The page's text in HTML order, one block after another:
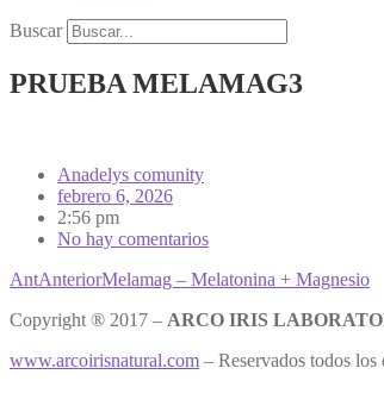
Buscar
PRUEBA MELAMAG3
Anadelys comunity
febrero 6, 2026
2:56 pm
No hay comentarios
AntAnteriorMelamag – Melatonina + Magnesio
Copyright ® 2017 – ARCO IRIS
www.arcoirisnatural.com – Reservados todos los